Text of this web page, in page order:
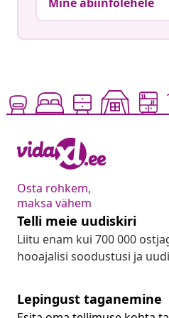
Mine abiinfolehele
Osta rohkem,
maksa vähem
Telli meie uudiskiri
Liitu enam kui 700 000
hooajalisi soodustusi ja
Lepingust taganemine